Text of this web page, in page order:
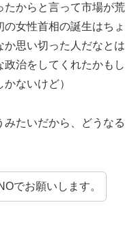
たからと言って市場が荒
女性首相の誕生はちょ
か思い切った人だなとは
治をしてくれたかもし
ないけど）
たいだから、どうなる
でお願いします。